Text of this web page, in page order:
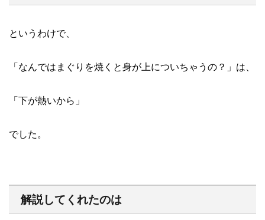
というわけで、
「なんではまぐりを焼くと身が上についちゃうの？」は、
「下が熱いから」
でした。
解説してくれたのは